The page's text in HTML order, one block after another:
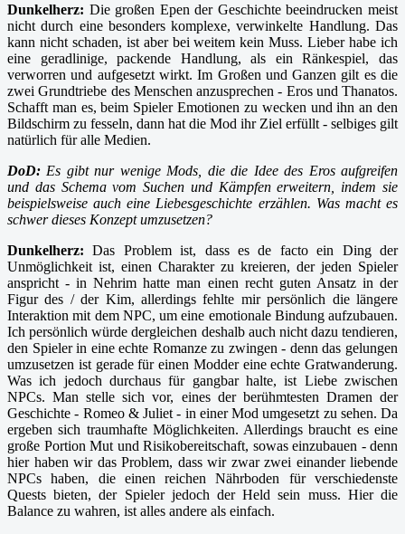
Dunkelherz: Die großen Epen der Geschichte beeindrucken meist
nicht durch eine besonders komplexe, verwinkelte Handlung. Das
kann nicht schaden, ist aber bei weitem kein Muss. Lieber habe ich
eine geradlinige, packende Handlung, als ein Ränkespiel, das
verworren und aufgesetzt wirkt. Im Großen und Ganzen gilt es die
zwei Grundtriebe des Menschen anzusprechen - Eros und Thanatos.
Schafft man es, beim Spieler Emotionen zu wecken und ihn an den
Bildschirm zu fesseln, dann hat die Mod ihr Ziel erfüllt - selbiges gilt
natürlich für alle Medien.
DoD: Es gibt nur wenige Mods, die die Idee des Eros aufgreifen
und das Schema vom Suchen und Kämpfen erweitern, indem sie
beispielsweise auch eine Liebesgeschichte erzählen. Was macht es
schwer dieses Konzept umzusetzen?
Dunkelherz: Das Problem ist, dass es de facto ein Ding der
Unmöglichkeit ist, einen Charakter zu kreieren, der jeden Spieler
anspricht - in Nehrim hatte man einen recht guten Ansatz in der
Figur des / der Kim, allerdings fehlte mir persönlich die längere
Interaktion mit dem NPC, um eine emotionale Bindung aufzubauen.
Ich persönlich würde dergleichen deshalb auch nicht dazu tendieren,
den Spieler in eine echte Romanze zu zwingen - denn das gelungen
umzusetzen ist gerade für einen Modder eine echte Gratwanderung.
Was ich jedoch durchaus für gangbar halte, ist Liebe zwischen
NPCs. Man stelle sich vor, eines der berühmtesten Dramen der
Geschichte - Romeo & Juliet - in einer Mod umgesetzt zu sehen. Da
ergeben sich traumhafte Möglichkeiten. Allerdings braucht es eine
große Portion Mut und Risikobereitschaft, sowas einzubauen - denn
hier haben wir das Problem, dass wir zwar zwei einander liebende
NPCs haben, die einen reichen Nährboden für verschiedenste
Quests bieten, der Spieler jedoch der Held sein muss. Hier die
Balance zu wahren, ist alles andere als einfach.